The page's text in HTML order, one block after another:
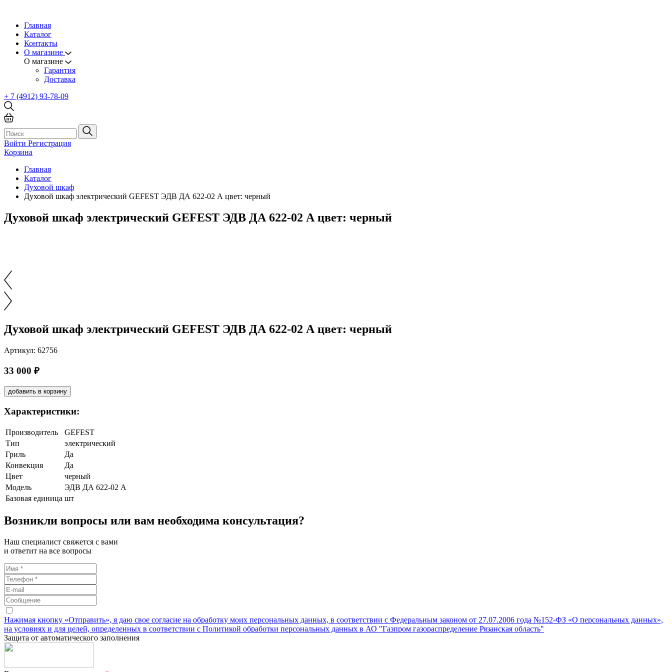
Главная
Каталог
Контакты
О магазине
О магазине
Гарантия
Доставка
+ 7 (4912) 93-78-09
Войти Регистрация
Корзина
Главная
Каталог
Духовой шкаф
Духовой шкаф электрический GEFEST ЭДВ ДА 622-02 А цвет: черный
Духовой шкаф электрический GEFEST ЭДВ ДА 622-02 А цвет: черный
Духовой шкаф электрический GEFEST ЭДВ ДА 622-02 А цвет: черный
Артикул: 62756
33 000 ₽
добавить в корзину
Характеристики:
Производитель
GEFEST
Тип
электрический
Гриль
Да
Конвекция
Да
Цвет
черный
Модель
ЭДВ ДА 622-02 А
Базовая единица шт
Возникли вопросы или вам необходима консультация?
Наш специалист свяжется с вами
и ответит на все вопросы
Нажимая кнопку «Отправить», я даю свое согласие на обработку моих персональных данных, в соответствии с Федеральным законом от 27.07.2006 года №152-ФЗ «О персональных данных»,
на условиях и для целей, определенных в соответствии с Политикой обработки персональных данных в АО "Газпром газораспределение Рязанская область"
Защита от автоматического заполнения